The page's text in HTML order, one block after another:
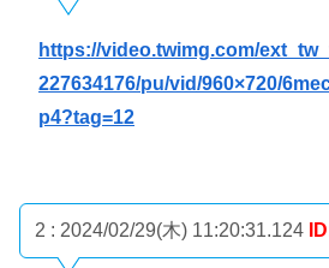
https://video.twimg.com/
227634176/pu/vid/960×720/
p4?tag=12
2 : 2024/02/29(木) 11:20:31.124